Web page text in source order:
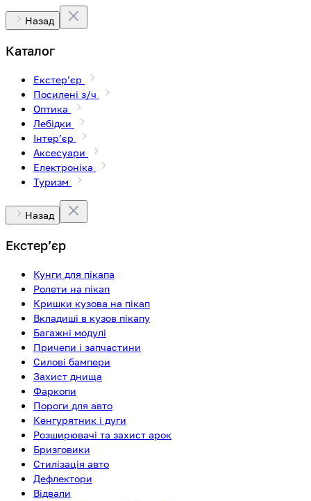
Назад
Каталог
Екстерʼєр
Посилені з/ч
Оптика
Лебідки
Інтерʼєр
Аксесуари
Електроніка
Туризм
Назад
Екстерʼєр
Кунги для пікапа
Ролети на пікап
Кришки кузова на пікап
Вкладиші в кузов пікапу
Багажні модулі
Причепи і запчастини
Силові бампери
Захист днища
Фаркопи
Пороги для авто
Кенгурятник і дуги
Розширювачі та захист арок
Бризговики
Стилізація авто
Дефлектори
Відвали